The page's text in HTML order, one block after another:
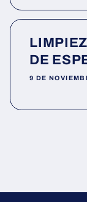
DE
9 DE